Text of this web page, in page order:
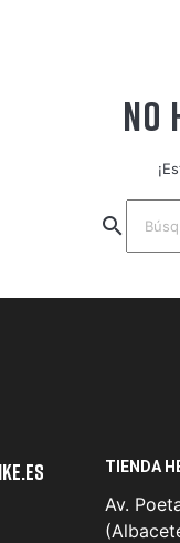
NO
search
TIENDA
Av.